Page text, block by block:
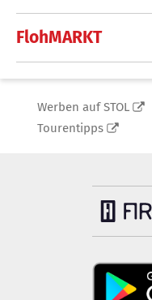
FlohMARKT
Werben auf STOL
Tourentipps